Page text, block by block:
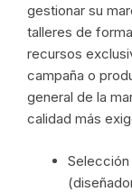
gestionar su
talleres de
recursos
campaña o
general de la
calidad más